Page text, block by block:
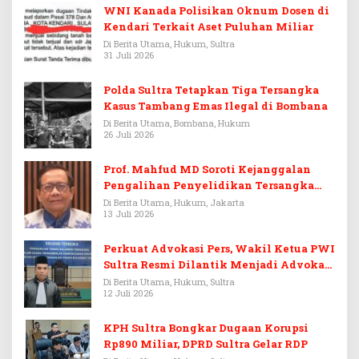
WNI Kanada Polisikan Oknum Dosen di
Kendari Terkait Aset Puluhan Miliar
Di Berita Utama, Hukum, Sultra
31 Juli 2026
Polda Sultra Tetapkan Tiga Tersangka
Kasus Tambang Emas Ilegal di Bombana
Di Berita Utama, Bombana, Hukum
26 Juli 2026
Prof. Mahfud MD Soroti Kejanggalan
Pengalihan Penyelidikan Tersangka
Febrie Adriansyah
Di Berita Utama, Hukum, Jakarta
13 Juli 2026
Perkuat Advokasi Pers, Wakil Ketua PWI
Sultra Resmi Dilantik Menjadi Advokat
PERADI
Di Berita Utama, Hukum, Sultra
12 Juli 2026
KPH Sultra Bongkar Dugaan Korupsi
Rp890 Miliar, DPRD Sultra Gelar RDP